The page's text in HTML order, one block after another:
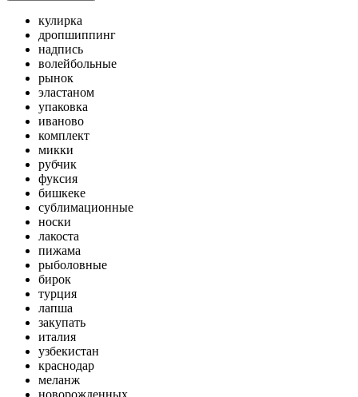
кулирка
дропшиппинг
надпись
волейбольные
рынок
эластаном
упаковка
иваново
комплект
микки
рубчик
фуксия
бишкеке
сублимационные
носки
лакоста
пижама
рыболовные
бирок
турция
лапша
закупать
италия
узбекистан
краснодар
меланж